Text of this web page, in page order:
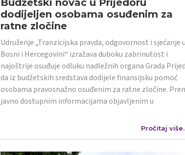
dodijeljen osobama osuđenim za
ratne zločine
Udruženje „Tranzicijska pravda, odgovornost i sjećanje u
Bosni i Hercegovini“ izražava duboku zabrinutost i
najoštrije osuđuje odluku nadležnih organa Grada
da iz budžetskih sredstava dodijele finansijsku pomoć
osobama pravosnažno osuđenim za ratne zločine.
javno dostupnim informacijama objavljenim u
Pročitaj